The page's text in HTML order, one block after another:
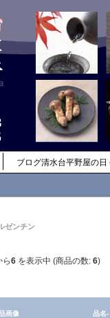
ブログ清水台平野屋の日
ゼンチン
ら6 を表示中 (商品の数: 6)
画像 品名-